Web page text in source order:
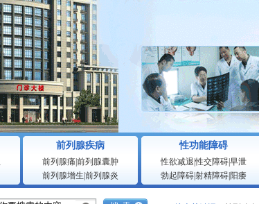
前列腺疾病
前列腺痛 前列腺囊肿
前列腺增生 前列腺炎
性功能障碍
性欲减退 性交障碍|早泄
勃起障碍|射精障碍| 阳痿